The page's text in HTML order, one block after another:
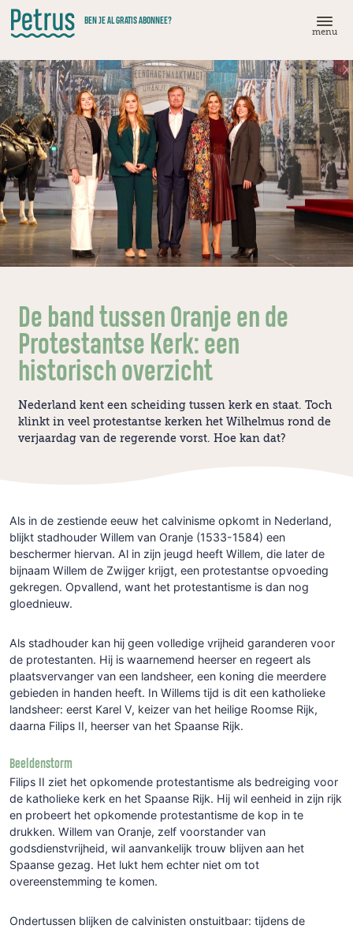
Doorgaan
naar
hoofdinhoud
BEN JE AL GRATIS ABONNEE?
menu
De band tussen Oranje en de
Protestantse Kerk: een
historisch overzicht
Nederland kent een scheiding tussen kerk en staat. Toch
klinkt in veel protestantse kerken het Wilhelmus rond de
verjaardag van de regerende vorst. Hoe kan dat?
Als in de zestiende eeuw het calvinisme opkomt in Nederland,
blijkt stadhouder Willem van Oranje (1533-1584) een
beschermer hiervan. Al in zijn jeugd heeft Willem, die later de
bijnaam Willem de Zwijger krijgt, een protestantse opvoeding
gekregen. Opvallend, want het protestantisme is dan nog
gloednieuw.
Als stadhouder kan hij geen volledige vrijheid garanderen voor
de protestanten. Hij is waarnemend heerser en regeert als
plaatsvervanger van een landsheer, een koning die meerdere
gebieden in handen heeft. In Willems tijd is dit een katholieke
landsheer: eerst Karel V, keizer van het heilige Roomse Rijk,
daarna Filips II, heerser van het Spaanse Rijk.
Beeldenstorm
Filips II ziet het opkomende protestantisme als bedreiging voor
de katholieke kerk en het Spaanse Rijk. Hij wil eenheid in zijn rijk
en probeert het opkomende protestantisme de kop in te
drukken. Willem van Oranje, zelf voorstander van
godsdienstvrijheid, wil aanvankelijk trouw blijven aan het
Spaanse gezag. Het lukt hem echter niet om tot
overeenstemming te komen.
Ondertussen blijken de calvinisten onstuitbaar: tijdens de